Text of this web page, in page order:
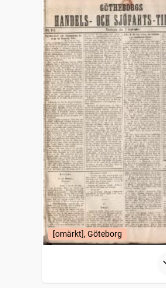
[omärkt], Göteborg